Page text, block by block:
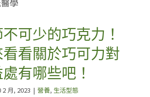
可少的巧克力！
看關於巧可力對
有哪些吧！
2 月, 2023 | 營養, 生活型態